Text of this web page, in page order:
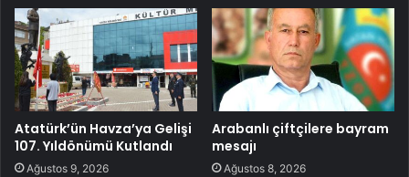
Atatürk’ün Havza’ya Gelişi
107. Yıldönümü Kutlandı
Ağustos 9, 2026
Arabanlı çiftçilere bayram
mesajı
Ağustos 8, 2026